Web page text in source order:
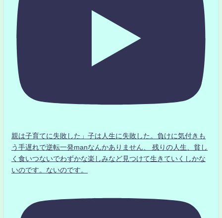
親は子育てに失敗した」子は人生に失敗した。負けに気付きも
う手遅れで逆転一発manなんかありません、 残りの人生、貧し
く食いつないでわずかな楽しみなど見つけて生きていくしかな
いのです。ないのです。